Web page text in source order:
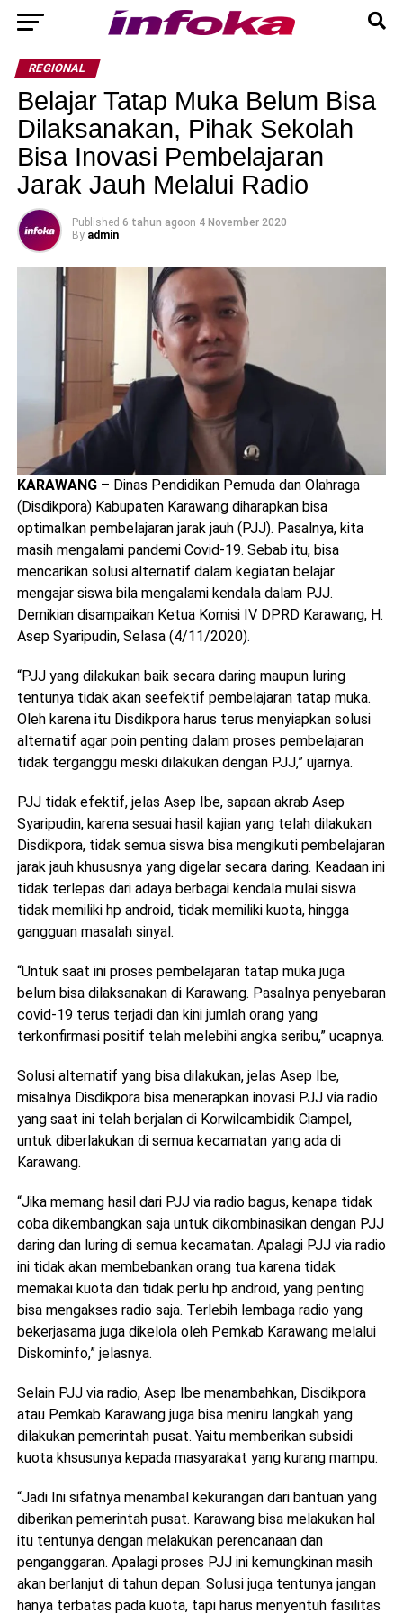
REGIONAL
Belajar Tatap Muka Belum Bisa
Dilaksanakan, Pihak Sekolah
Bisa Inovasi Pembelajaran
Jarak Jauh Melalui Radio
Published 6 tahun agoon 4 November 2020
By admin
KARAWANG – Dinas Pendidikan Pemuda dan Olahraga
(Disdikpora) Kabupaten Karawang diharapkan bisa
optimalkan pembelajaran jarak jauh (PJJ). Pasalnya, kita
masih mengalami pandemi Covid-19. Sebab itu, bisa
mencarikan solusi alternatif dalam kegiatan belajar
mengajar siswa bila mengalami kendala dalam PJJ.
Demikian disampaikan Ketua Komisi IV DPRD Karawang, H.
Asep Syaripudin, Selasa (4/11/2020).
“PJJ yang dilakukan baik secara daring maupun luring
tentunya tidak akan seefektif pembelajaran tatap muka.
Oleh karena itu Disdikpora harus terus menyiapkan solusi
alternatif agar poin penting dalam proses pembelajaran
tidak terganggu meski dilakukan dengan PJJ,” ujarnya.
PJJ tidak efektif, jelas Asep Ibe, sapaan akrab Asep
Syaripudin, karena sesuai hasil kajian yang telah dilakukan
Disdikpora, tidak semua siswa bisa mengikuti pembelajaran
jarak jauh khususnya yang digelar secara daring. Keadaan ini
tidak terlepas dari adaya berbagai kendala mulai siswa
tidak memiliki hp android, tidak memiliki kuota, hingga
gangguan masalah sinyal.
“Untuk saat ini proses pembelajaran tatap muka juga
belum bisa dilaksanakan di Karawang. Pasalnya penyebaran
covid-19 terus terjadi dan kini jumlah orang yang
terkonfirmasi positif telah melebihi angka seribu,” ucapnya.
Solusi alternatif yang bisa dilakukan, jelas Asep Ibe,
misalnya Disdikpora bisa menerapkan inovasi PJJ via radio
yang saat ini telah berjalan di Korwilcambidik Ciampel,
untuk diberlakukan di semua kecamatan yang ada di
Karawang.
“Jika memang hasil dari PJJ via radio bagus, kenapa tidak
coba dikembangkan saja untuk dikombinasikan dengan PJJ
daring dan luring di semua kecamatan. Apalagi PJJ via radio
ini tidak akan membebankan orang tua karena tidak
memakai kuota dan tidak perlu hp android, yang penting
bisa mengakses radio saja. Terlebih lembaga radio yang
bekerjasama juga dikelola oleh Pemkab Karawang melalui
Diskominfo,” jelasnya.
Selain PJJ via radio, Asep Ibe menambahkan, Disdikpora
atau Pemkab Karawang juga bisa meniru langkah yang
dilakukan pemerintah pusat. Yaitu memberikan subsidi
kuota khsusunya kepada masyarakat yang kurang mampu.
“Jadi Ini sifatnya menambal kekurangan dari bantuan yang
diberikan pemerintah pusat. Karawang bisa melakukan hal
itu tentunya dengan melakukan perencanaan dan
penganggaran. Apalagi proses PJJ ini kemungkinan masih
akan berlanjut di tahun depan. Solusi juga tentunya jangan
hanya terbatas pada kuota, tapi harus menyentuh fasilitas